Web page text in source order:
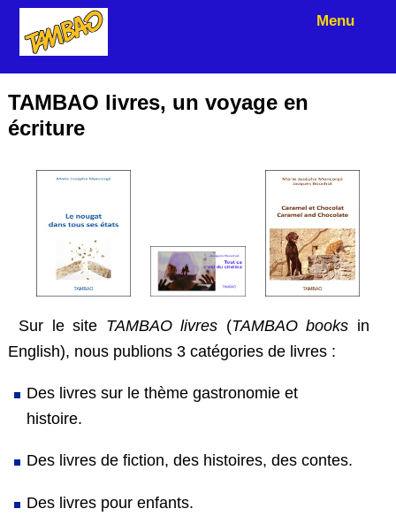
Menu
TAMBAO livres, un voyage en
écriture
Sur le site TAMBAO livres (TAMBAO books in
English), nous publions 3 catégories de livres :
Des livres sur le thème gastronomie et
histoire.
Des livres de fiction, des histoires, des contes.
Des livres pour enfants.